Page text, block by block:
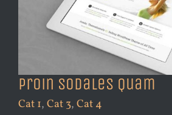
Proin Sodales Quam
Cat 1, Cat 3, Cat 4